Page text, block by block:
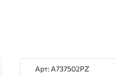
Арт: A737502PZ